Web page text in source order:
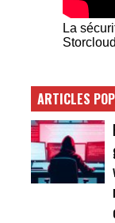
La
Storcloud
ARTICLES